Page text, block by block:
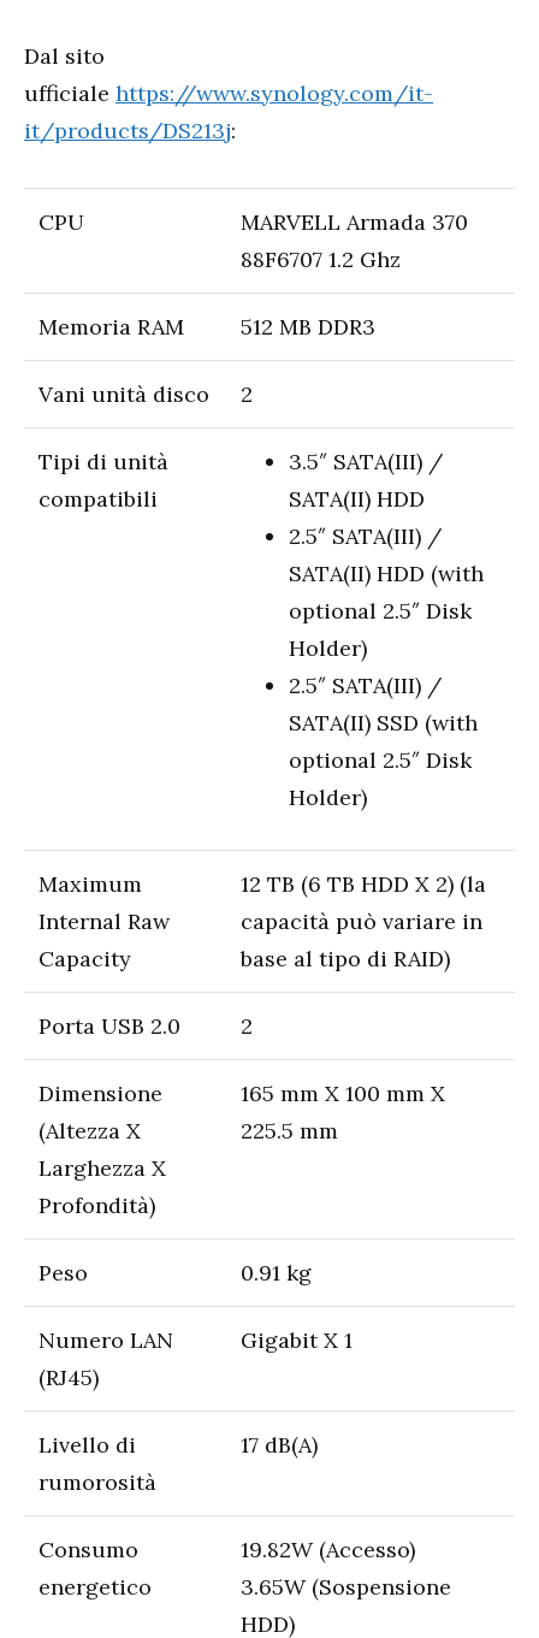
Dal sito
ufficiale https://www.synology.com/it-
it/products/DS213j:
CPU
MARVELL Armada 370
88F6707 1.2 Ghz
Memoria RAM 512 MB DDR3
Vani unità disco 2
Tipi di unità
compatibili
3.5″ SATA(III) /
SATA(II) HDD
2.5″ SATA(III) /
SATA(II) HDD (with
optional 2.5″ Disk
Holder)
2.5″ SATA(III) /
SATA(II) SSD (with
optional 2.5″ Disk
Holder)
Maximum
Internal Raw
Capacity
12 TB (6 TB HDD X 2) (la
capacità può variare in
base al tipo di RAID)
Porta USB 2.0 2
Dimensione
(Altezza X
Larghezza X
Profondità)
165 mm X 100 mm X
225.5 mm
Peso 0.91 kg
Numero LAN
(RJ45)
Gigabit X 1
Livello di
rumorosità
17 dB(A)
Consumo
energetico
19.82W (Accesso)
3.65W (Sospensione
HDD)